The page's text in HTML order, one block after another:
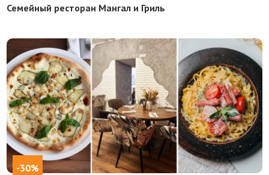
Семейный ресторан Мангал и Гриль
-30%